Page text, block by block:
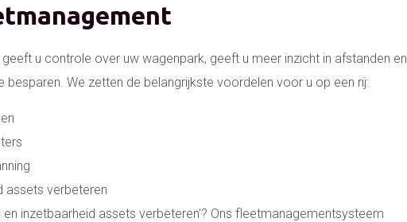
u controle over uw wagenpark, geeft u meer inzicht in afstanden en
besparen. We zetten de belangrijkste voordelen voor u op een rij:
assets verbeteren
inzetbaarheid assets verbeteren’? Ons fleetmanagementsysteem